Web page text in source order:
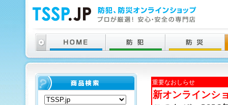
重要なおしらせ
新オンラインシ